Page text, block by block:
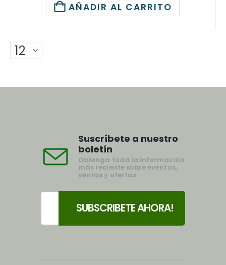
AÑADIR AL CARRITO
Suscríbete a nuestro
boletín
Obtenga toda la información
más reciente sobre eventos,
ventas y ofertas.